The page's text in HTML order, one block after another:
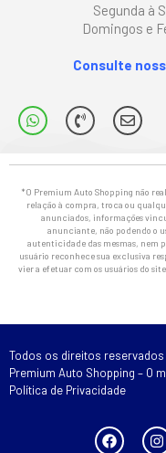
Segunda à
Domingos e
Consulte
*O Premium Auto Shopping não
relação à compra, troca ou
anunciados, informações
anunciante, não podendo o
autenticidade das mesmas, nem
usuário reconhece sua exclusiva
vier a efetuar com os usuários do
Todos os direitos reservados
Premium Auto Shopping – O
Política de Privacidade